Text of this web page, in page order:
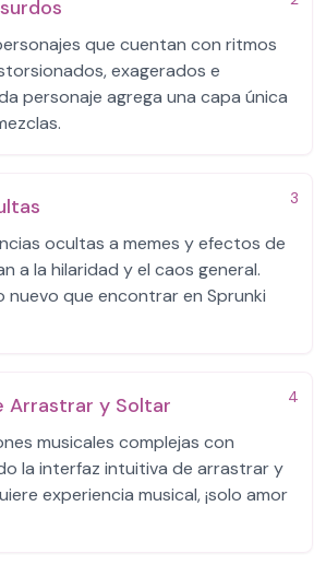
que cuentan con ritmos
exagerados e
personaje agrega una capa única
3
ocultas a memes y efectos de
a la hilaridad y el caos general.
nuevo que encontrar en Sprunki
4
Arrastrar y Soltar
musicales complejas con
la interfaz intuitiva de arrastrar y
experiencia musical, ¡solo amor